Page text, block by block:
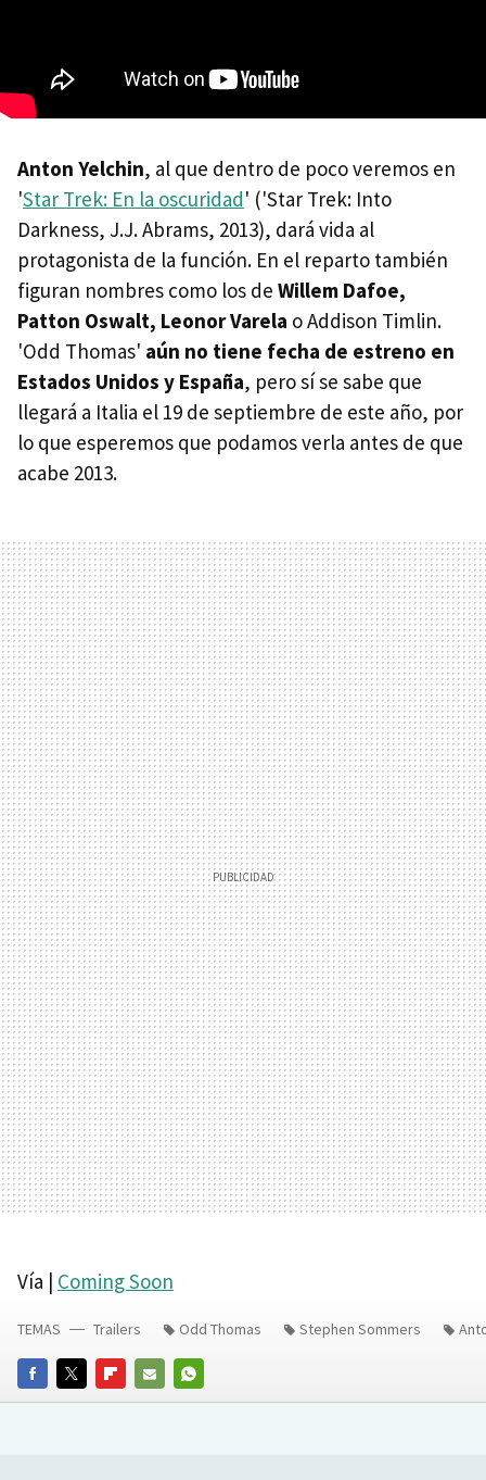
Anton Yelchin, al que dentro de poco veremos en
'Star Trek: En la oscuridad' ('Star Trek: Into
Darkness, J.J. Abrams, 2013), dará vida al
protagonista de la función. En el reparto también
figuran nombres como los de Willem Dafoe,
Patton Oswalt, Leonor Varela o Addison Timlin.
'Odd Thomas' aún no tiene fecha de estreno en
Estados Unidos y España, pero sí se sabe que
llegará a Italia el 19 de septiembre de este año, por
lo que esperemos que podamos verla antes de que
acabe 2013.
Vía | Coming Soon
FACEBOOKTWITTERFLIPBOARD
E-
WHATSAPP
TEMAS Trailers Odd Thomas Stephen Sommers